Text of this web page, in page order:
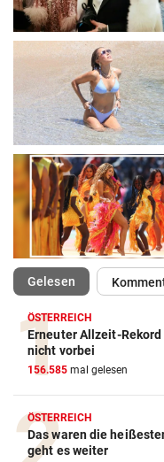
Gelesen(ausgewählt)
ÖSTERREICH
Erneuter Allzeit-
nicht vorbei
156.585 mal gelesen
ÖSTERREICH
Das waren die
geht es weiter